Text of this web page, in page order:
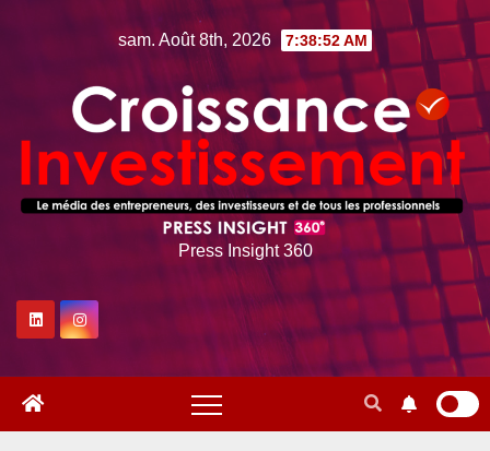
sam. Août 8th, 2026 7:38:53 AM
Press Insight 360